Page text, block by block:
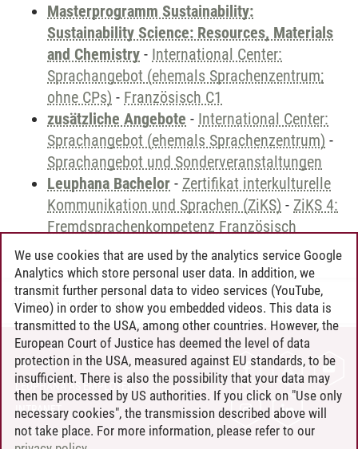
Masterprogramm Sustainability:
Sustainability Science: Resources, Materials
and Chemistry - International Center:
Sprachangebot (ehemals Sprachenzentrum;
ohne CPs) - Französisch C1
zusätzliche Angebote - International Center:
Sprachangebot (ehemals Sprachenzentrum) -
Sprachangebot und Sonderveranstaltungen
Leuphana Bachelor - Zertifikat interkulturelle
Kommunikation und Sprachen (ZiKS) - ZiKS 4:
Fremdsprachenkompetenz Französisch
Andreea Tribel 30.06.2024
CONTACT
LEUPHANA AS EMPLOYER
INTRANET
SITE NOTICE
We use cookies that are used by the analytics service Google
Analytics which store personal user data. In addition, we
transmit further personal data to video services (YouTube,
Vimeo) in order to show you embedded videos. This data is
transmitted to the USA, among other countries. However, the
European Court of Justice has deemed the level of data
protection in the USA, measured against EU standards, to be
insufficient. There is also the possibility that your data may
then be processed by US authorities. If you click on "Use only
necessary cookies", the transmission described above will
not take place. For more information, please refer to our